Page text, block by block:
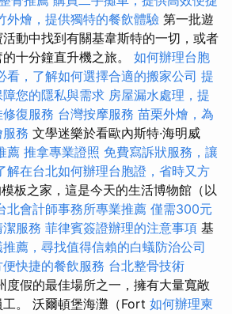
外燴，提供獨特的餐飲體驗 第一批遊
動中找到有關基韋斯特的一切，或者
十分鐘直升機之旅。 如何辦理台胞
看，了解如何選擇合適的搬家公司 提
您的隱私與需求 房屋漏水處理，提
復服務 台灣按摩服務 苗栗外燴，為
務 文學迷樂於看歐內斯特·海明威
薦 推拿專業證照 免費寫訴狀服務，讓
解在台北如何辦理台胞證，省時又方
板之家，這是今天的生活博物館（以
北會計師事務所專業推薦 僅需300元
服務 菲律賓簽證辦理的注意事項 基
推薦，尋找值得信賴的白蟻防治公司
快捷的餐飲服務 台北整骨技術
度假的最佳場所之一，擁有大量寬敞
。 沃爾頓堡海灘（Fort 如何辦理柬